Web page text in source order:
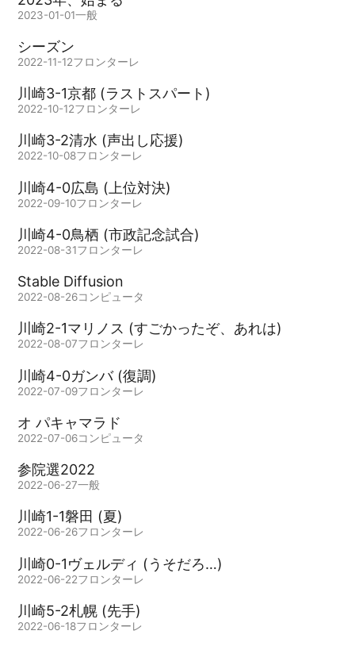
2023-01-01一般
シーズン
2022-11-12フロンターレ
川崎3-1京都 (ラストスパート)
2022-10-12フロンターレ
川崎3-2清水 (声出し応援)
2022-10-08フロンターレ
川崎4-0広島 (上位対決)
2022-09-10フロンターレ
川崎4-0鳥栖 (市政記念試合)
2022-08-31フロンターレ
Stable Diffusion
2022-08-26コンピュータ
川崎2-1マリノス (すごかったぞ、あれは)
2022-08-07フロンターレ
川崎4-0ガンバ (復調)
2022-07-09フロンターレ
オ パキャマラド
2022-07-06コンピュータ
参院選2022
2022-06-27一般
川崎1-1磐田 (夏)
2022-06-26フロンターレ
川崎0-1ヴェルディ (うそだろ…)
2022-06-22フロンターレ
川崎5-2札幌 (先手)
2022-06-18フロンターレ